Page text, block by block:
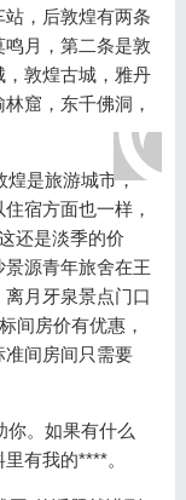
站，后敦煌有两条
月，第二条是敦
敦煌古城，雅丹
窟，东千佛洞，
是旅游城市，
宿方面也一样，
还是淡季的价
源青年旅舍在王
月牙泉景点门口
间房价有优惠，
间房间只需要
。如果有什么
有我的****。